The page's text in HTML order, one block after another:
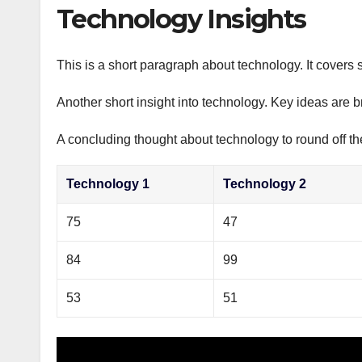
Technology Insights
This is a short paragraph about technology. It covers
Another short insight into technology. Key ideas are
A concluding thought about technology to round off
Technology 1 Technology 2
75 47
84 99
53 51